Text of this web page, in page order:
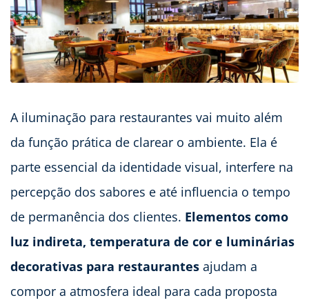
A iluminação para restaurantes vai muito além
da função prática de clarear o ambiente. Ela é
parte essencial da identidade visual, interfere na
percepção dos sabores e até influencia o tempo
de permanência dos clientes. Elementos como
luz indireta, temperatura de cor e luminárias
decorativas para restaurantes ajudam a
compor a atmosfera ideal para cada proposta